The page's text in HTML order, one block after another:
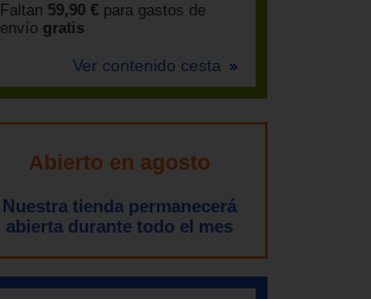
Faltan 59,90 € para gastos de
envío gratis
Ver contenido cesta
Abierto en agosto
Nuestra tienda permanecerá
abierta durante todo el mes